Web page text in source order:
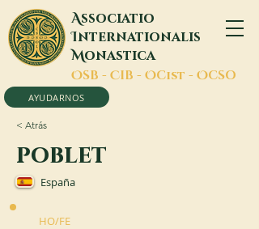
Associatio
Internationalis
Monastica
OSB - CIB - OCist - OCSO
AYUDARNOS
< Atrás
poblet
España
HO/FE